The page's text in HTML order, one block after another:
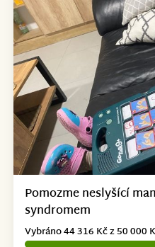
Pomozme neslyšící
syndromem
Vybráno 44 316 Kč z 50 000